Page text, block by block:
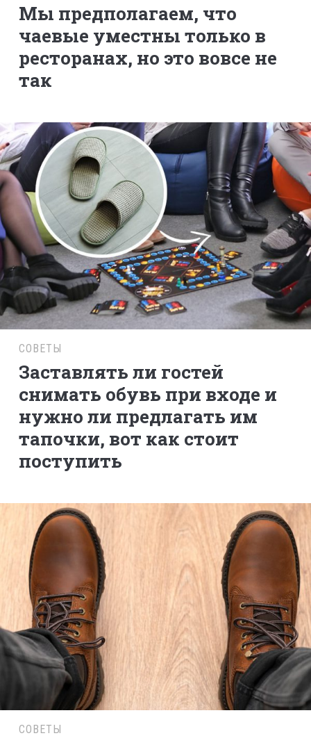
Мы предполагаем, что
чаевые уместны только в
ресторанах, но это вовсе не
так
СОВЕТЫ
Заставлять ли гостей
снимать обувь при входе и
нужно ли предлагать им
тапочки, вот как стоит
поступить
СОВЕТЫ